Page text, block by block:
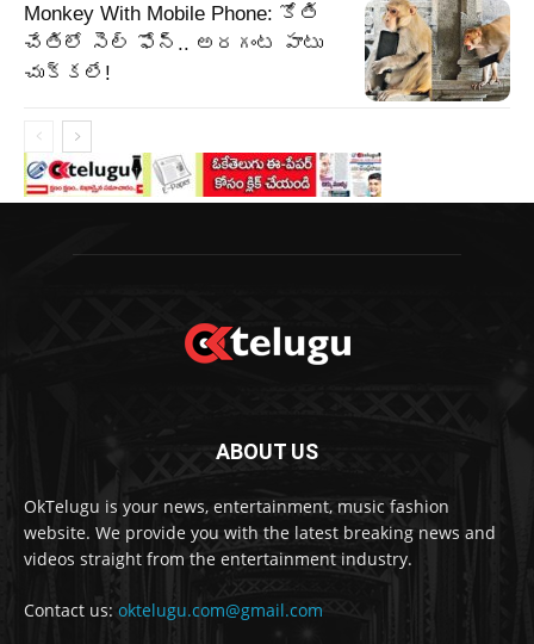
Monkey With Mobile Phone: కోతి
చేతిలో సెల్ ఫోన్.. అరగంట పాటు
చుక్కలే!
ABOUT US
OkTelugu is your news, entertainment, music fashion
website. We provide you with the latest breaking news and
videos straight from the entertainment industry.
Contact us: oktelugu.com@gmail.com